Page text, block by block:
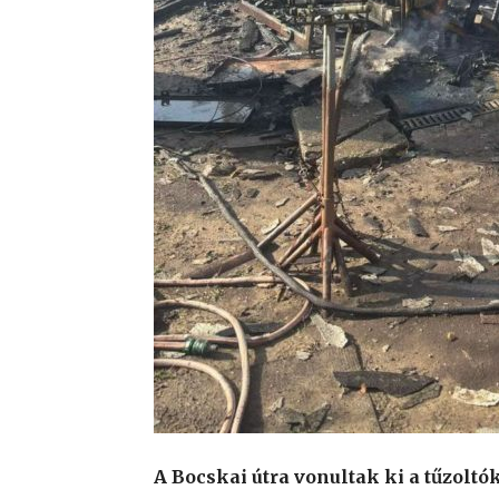
A Bocskai útra vonultak ki a